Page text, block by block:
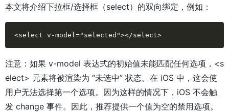
本文将介绍下拉框/选择框（select）的双向绑定，例如：
<select v-model="selected"></select>
注意：如果 v-model 表达式的初始值未能匹配任何选项，<s
elect> 元素将被渲染为 “未选中” 状态。在 iOS 中，这会使
用户无法选择第一个选项。因为这样的情况下，iOS 不会触
发 change 事件。因此，推荐提供一个值为空的禁用选项。